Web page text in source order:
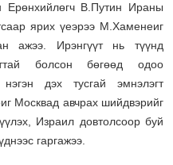
Ерөнхийлөгч В.Путин Ираны
ярих үеэрээ М.Хаменеиг
ажээ. Ирэнгүүт нь түүнд
болсон бөгөөд одоо
нэгэн дэх тусгай эмнэлэгт
Москвад авчрах шийдвэрийг
Израил довтолсоор буй
гаргажээ.